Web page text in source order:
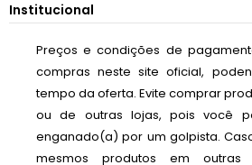
Institucional
Preços e condições de
compras neste site oficial,
tempo da oferta. Evite comprar
ou de outras lojas, pois você
enganado(a) por um golpista.
mesmos produtos em outras